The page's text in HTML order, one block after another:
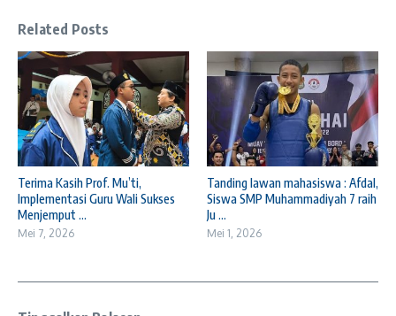
Related Posts
Terima Kasih Prof. Mu’ti,
Implementasi Guru Wali Sukses
Menjemput ...
Mei 7, 2026
Tanding lawan mahasiswa : Afdal,
Siswa SMP Muhammadiyah 7 raih
Ju ...
Mei 1, 2026